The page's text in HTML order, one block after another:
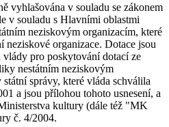
vyhlašována v souladu se zákonem
v souladu s Hlavními oblastmi
neziskovým organizacím, které
neziskové organizace. Dotace jsou
pro poskytování dotací ze
nestátním neziskovým
správy, které vláda schválila
a jsou přílohou tohoto usnesení, a
kultury (dále též "MK
č. 4/2004.